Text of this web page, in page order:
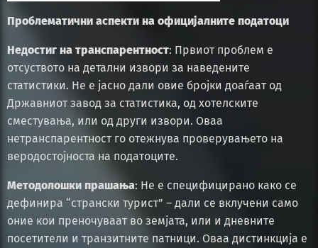
Проблематични аспекти на официјалните податоци
Недостиг на транспарентност: Првиот проблем е
отсуството на детални извори за наведените
статистики. Не е јасно дали овие бројки доаѓаат од
Државниот завод за статистика, од хотелските
сместувања, или од други извори. Оваа
нетранспарентност го отежнува проверувањето на
веродостојноста на податоците.
Методолошки прашања: Не е специфицирано како се
дефинира “странски турист” – дали се вклучени само
оние кои преночуваат во земјата, или и дневните
посетители и транзитните патници. Оваа дистинкција е